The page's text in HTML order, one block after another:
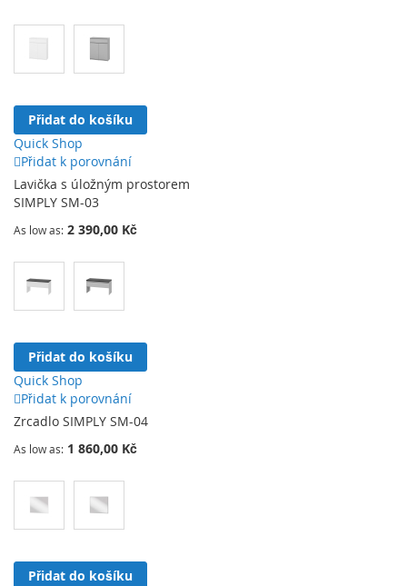
Přidat do košíku
Quick Shop
Přidat k porovnání
Lavička s úložným prostorem
SIMPLY SM-03
As low as 2 390,00 Kč
Přidat do košíku
Quick Shop
Přidat k porovnání
Zrcadlo SIMPLY SM-04
As low as 1 860,00 Kč
Přidat do košíku